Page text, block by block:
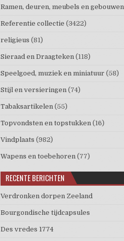
Ramen, deuren, meubels en gebouwen
Referentie collectie (3422)
religieus (81)
Sieraad en Draagteken (118)
Speelgoed, muziek en miniatuur (58)
Stijl en versieringen (74)
Tabaksartikelen (55)
Topvondsten en topstukken (16)
Vindplaats (982)
Wapens en toebehoren (77)
RECENTE BERICHTEN
Verdronken dorpen Zeeland
Bourgondische tijdcapsules
Des vredes 1774